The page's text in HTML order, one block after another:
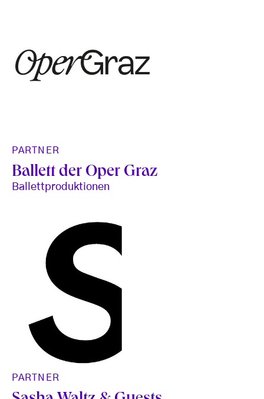
PARTNER
Ballett der Oper Graz
Ballettproduktionen
PARTNER